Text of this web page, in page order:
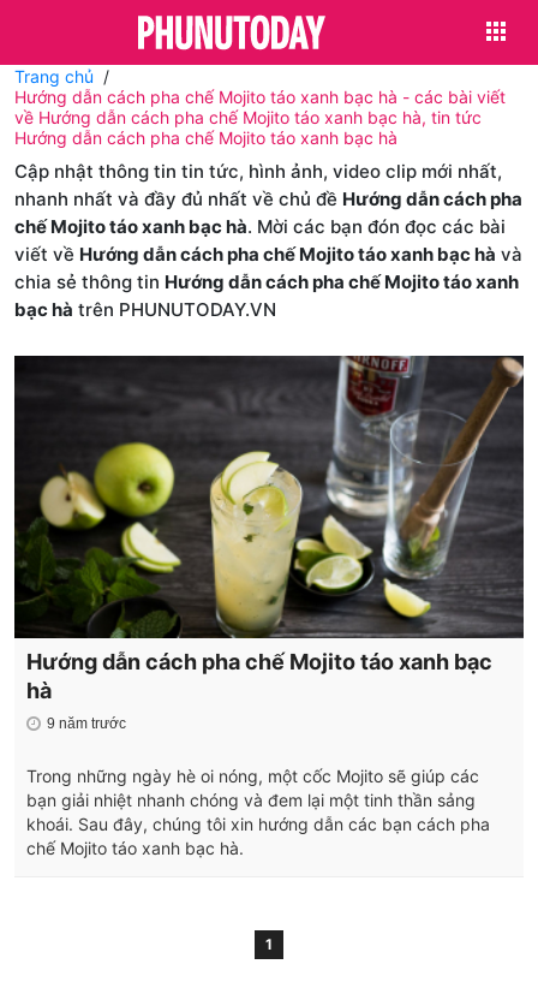
Trang chủ
Hướng dẫn cách pha chế Mojito táo xanh bạc hà - các bài viết
về Hướng dẫn cách pha chế Mojito táo xanh bạc hà, tin tức
Hướng dẫn cách pha chế Mojito táo xanh bạc hà
Cập nhật thông tin tin tức, hình ảnh, video clip mới nhất,
nhanh nhất và đầy đủ nhất về chủ đề Hướng dẫn cách pha
chế Mojito táo xanh bạc hà. Mời các bạn đón đọc các bài
viết về Hướng dẫn cách pha chế Mojito táo xanh bạc hà và
chia sẻ thông tin Hướng dẫn cách pha chế Mojito táo xanh
bạc hà trên PHUNUTODAY.VN
Hướng dẫn cách pha chế Mojito táo xanh bạc
hà
9 năm trước
Trong những ngày hè oi nóng, một cốc Mojito sẽ giúp các
bạn giải nhiệt nhanh chóng và đem lại một tinh thần sảng
khoái. Sau đây, chúng tôi xin hướng dẫn các bạn cách pha
chế Mojito táo xanh bạc hà.
1